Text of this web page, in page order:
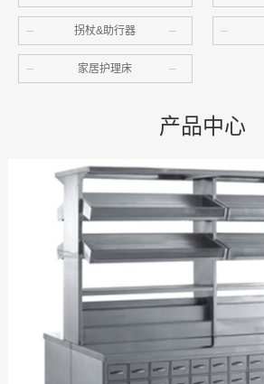
拐杖&助行器
家居护理床
产品中心